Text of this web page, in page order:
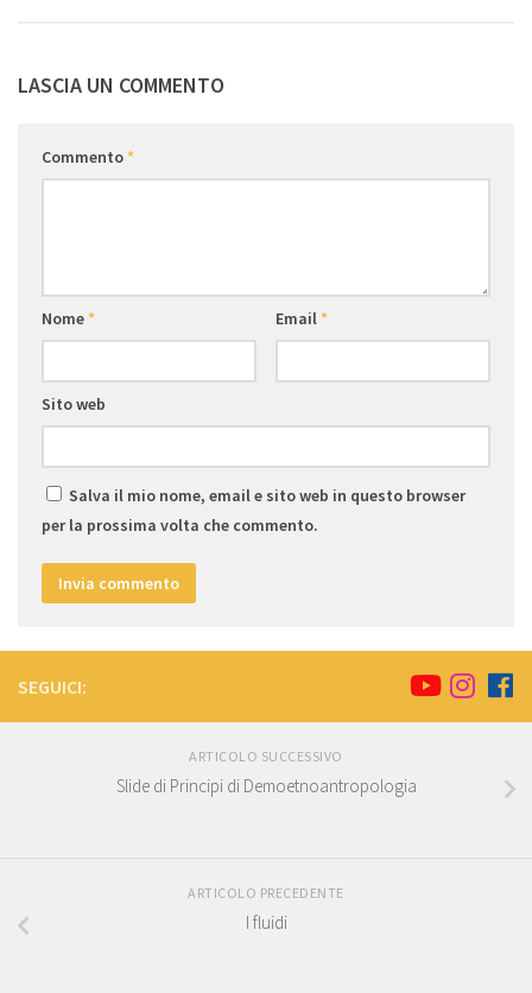
LASCIA UN COMMENTO
Commento*
Nome* Email*
Sito web
Salva il mio nome, email e sito web in questo browser
per la prossima volta che commento.
SEGUICI:
ARTICOLO SUCCESSIVO
Slide di Principi di Demoetnoantropologia
ARTICOLO PRECEDENTE
I fluidi